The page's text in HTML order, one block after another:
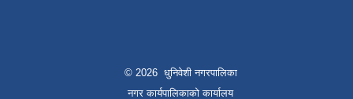
© 2026 धुनिवेशी नगरपालिका
नगर कार्यपालिकाको कार्यालय